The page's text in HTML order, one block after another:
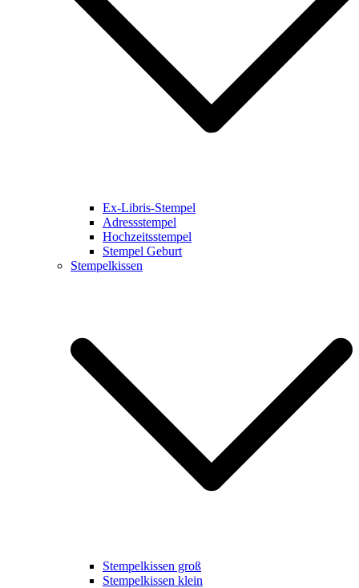
Ex-Libris-Stempel
Adressstempel
Hochzeitsstempel
Stempel Geburt
Stempelkissen
Stempelkissen groß
Stempelkissen klein